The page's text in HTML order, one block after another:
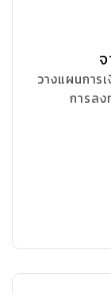
วางแผนการ
การลง